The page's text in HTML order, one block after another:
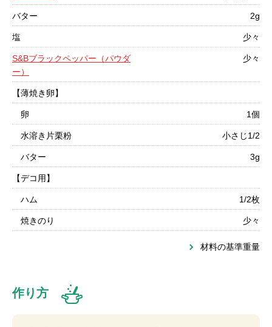
バター 2g
塩 少々
S&Bブラックペッパー（パウダ
ー）
少々
【薄焼き卵】
卵 1個
水溶き片栗粉 小さじ1/2
バター 3g
【デコ用】
ハム 1/2枚
焼きのり 少々
材料の基準重量
作り方